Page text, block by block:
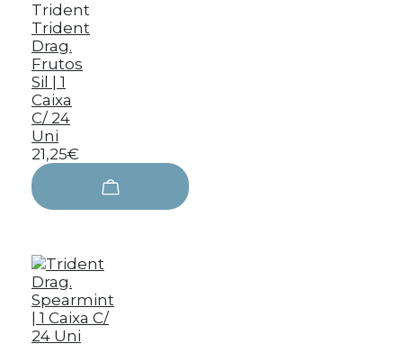
Trident
Trident
Drag.
Frutos
Sil | 1
Caixa
C/ 24
Uni
21,25€